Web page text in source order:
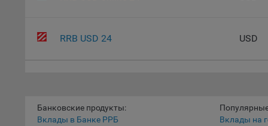
5.2.
5.4.
RRB USD 24 USD
Банковские продукты:
Вклады в Банке РРБ
Вклады на